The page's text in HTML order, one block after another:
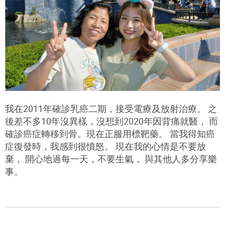
我在2011年確診乳癌二期，接受電療及放射治療。 之
後差不多10年沒異樣，沒想到2020年因背痛就醫， 而
確診癌症轉移到骨。現在正服用標靶藥。 當我得知癌
症復發時，我感到很憤怒。 現在我的心情是不要放
棄， 開心地過每一天，不要生氣， 與其他人多分享樂
事。